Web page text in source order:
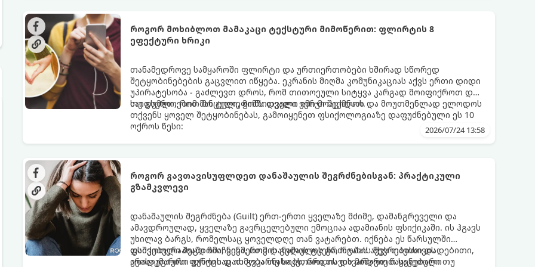
როგორ მოხიბლოთ მამაკაცი ტექსტური მიმოწერით: ფლირტის 8
ეფექტური ხრიკი
თანამედროვე სამყაროში ფლირტი და ურთიერთობები ხშირად სწორედ
შეტყობინებების გაცვლით იწყება. ეკრანის მიღმა კომუნიკაციას აქვს ერთი დიდი
უპირატესობა - გაძლევთ დროს, რომ თითოეული სიტყვა კარგად მოიფიქროთ და
საიდუმლოებით მოცული, მიმზიდველი იმიჯი შექმნათ.
თუ გსურთ, რომ მან ტელეფონს თვალი ვერ მოაცილოს და მოუთმენლად ელოდოს
თქვენს ყოველ შეტყობინებას, გამოიყენეთ ფსიქოლოგიაზე დაფუძნებული ეს 10
ოქროს წესი:
2026/07/24 13:58
როგორ გავთავისუფლდეთ დანაშაულის შეგრძნებისგან: პრაქტიკული
გზამკვლევი
დანაშაულის შეგრძნება (Guilt) ერთ-ერთი ყველაზე მძიმე, დამანგრეველი და
ამავდროულად, ყველაზე გავრცელებული ემოციაა ადამიანის ფსიქიკაში. ის ჰგავს
უხილავ ბარგს, რომელსაც ყოველდღე თან ვატარებთ. იქნება ეს წარსულში
დაშვებული შეცდომა, ვინმესთვის გულის ტკენა, ოჯახის წევრებისთვის
არასაკმარისი დროის დათმობა თუ საკუთარი თავის მიმართ წაყენებული
ფსიქოთერაპიაში მიიჩნევა, რომ დანაშაულის გრძნობას აქვს თავისი დადებითი,
ევოლუციური ფუნქციაც ის გვკარნახობს, როდის დავარღვიეთ საკუთარი თუ